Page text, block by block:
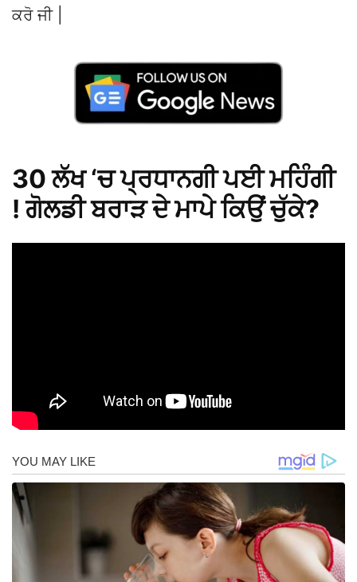
ਕਰੋ ਜੀ |
30 ਲੱਖ ‘ਚ ਪ੍ਰਧਾਨਗੀ ਪਈ ਮਹਿੰਗੀ
! ਗੋਲਡੀ ਬਰਾੜ ਦੇ ਮਾਪੇ ਕਿਉਂ ਚੁੱਕੇ?